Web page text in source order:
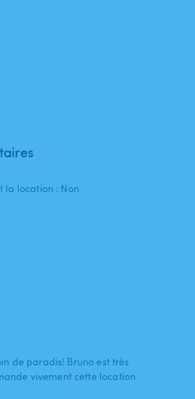
la location : Non
de paradis! Bruno est très
vivement cette location